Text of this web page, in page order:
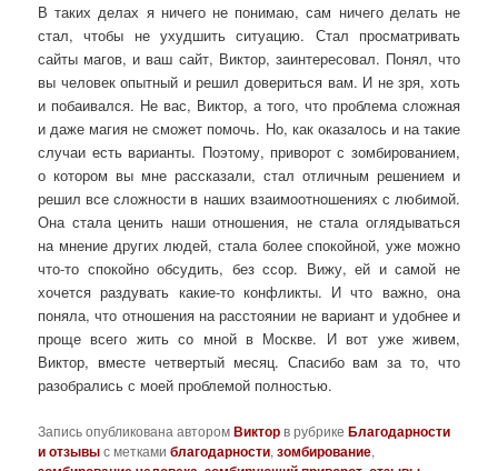
В таких делах я ничего не понимаю, сам ничего делать не
стал, чтобы не ухудшить ситуацию. Стал просматривать
сайты магов, и ваш сайт, Виктор, заинтересовал. Понял, что
вы человек опытный и решил довериться вам. И не зря, хоть
и побаивался. Не вас, Виктор, а того, что проблема сложная
и даже магия не сможет помочь. Но, как оказалось и на такие
случаи есть варианты. Поэтому, приворот с зомбированием,
о котором вы мне рассказали, стал отличным решением и
решил все сложности в наших взаимоотношениях с любимой.
Она стала ценить наши отношения, не стала оглядываться
на мнение других людей, стала более спокойной, уже можно
что-то спокойно обсудить, без ссор. Вижу, ей и самой не
хочется раздувать какие-то конфликты. И что важно, она
поняла, что отношения на расстоянии не вариант и удобнее и
проще всего жить со мной в Москве. И вот уже живем,
Виктор, вместе четвертый месяц. Спасибо вам за то, что
разобрались с моей проблемой полностью.
Запись опубликована авторомВикторв рубрикеБлагодарности
и отзывыс меткамиблагодарности,зомбирование,